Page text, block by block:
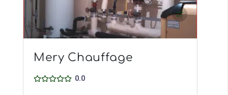
Mery Chauffage
0.0